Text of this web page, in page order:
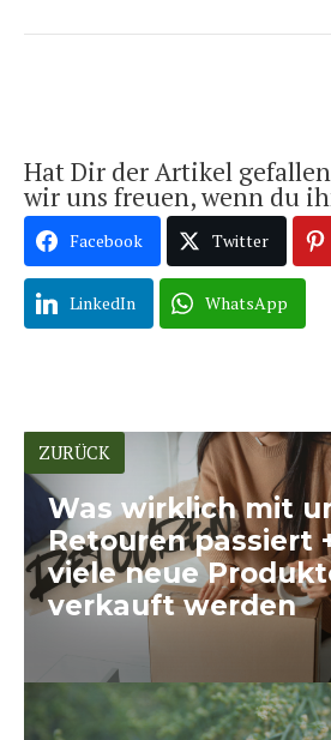
Hat Dir der Artikel
wir uns freuen, wenn du
Facebook Twitter
LinkedIn WhatsApp
ZURÜCK
Was wirklich mit
Retouren passiert
viele neue
verkauft werden